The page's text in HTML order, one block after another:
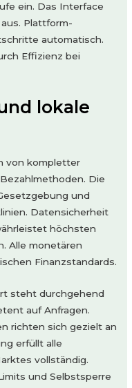
ein. Das Interface
Plattform-
automatisch.
Effizienz bei
lokale
von kompletter
Die
und
Datensicherheit
höchsten
Alle monetären
Finanzstandards.
steht durchgehend
auf Anfragen.
richten sich gezielt an
erfüllt alle
vollständig.
und Selbstsperre